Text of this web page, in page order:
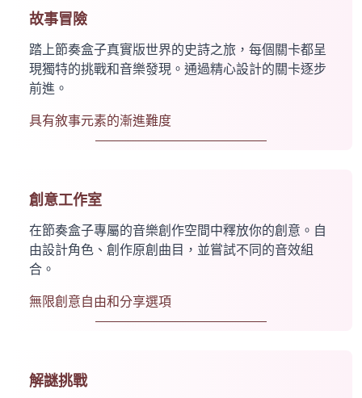
故事冒險
踏上節奏盒子真實版世界的史詩之旅，每個關卡都呈
現獨特的挑戰和音樂發現。通過精心設計的關卡逐步
前進。
具有敘事元素的漸進難度
創意工作室
在節奏盒子專屬的音樂創作空間中釋放你的創意。自
由設計角色、創作原創曲目，並嘗試不同的音效組
合。
無限創意自由和分享選項
解謎挑戰